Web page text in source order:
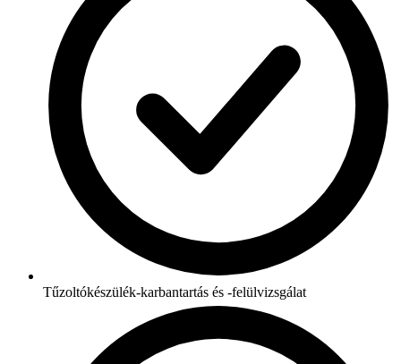
Tűzoltókészülék-karbantartás és -felülvizsgálat